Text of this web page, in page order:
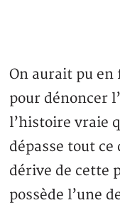
On aurait pu en
pour dénoncer
l’histoire vraie
dépasse tout
dérive de cette
possède l’une